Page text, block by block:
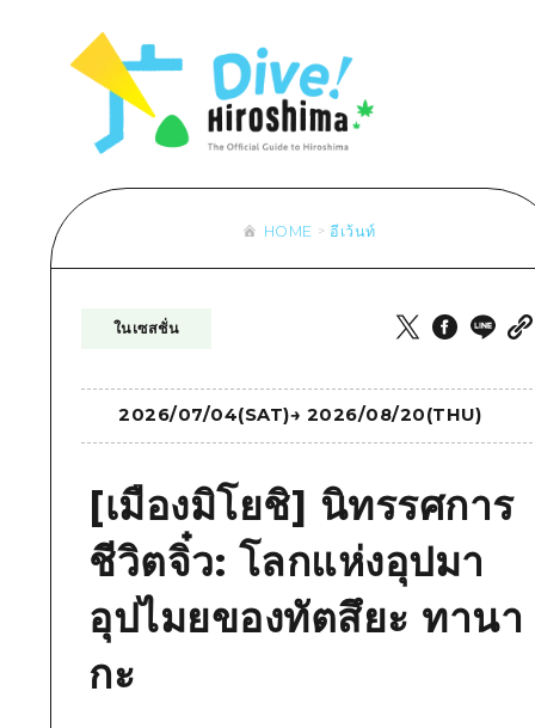
รายการ
งานอีเว้นท์ / เทศกาล
อาหารรสเลิศ / สุรา
รายการ
อาหารรสเลิศ / สุรา
การปั่นจักรยาน
ช้อปปิ้ง
กีฬา
รายการ
คู่มือ Dive! Hiroshima
ฮิโรชิม่า โมชิ โมชิ ทราเวล
รายการ
เข้าถึงเข้าถึง
สรุปการจราจรรอง
ความแออัดของสิ่งอำนวยความสะดวก
ตั๋วเที่ยวคุ้มค่าตั๋วเที่ยวคุ้มค่า
บริการรับฝากและจัดส่งสัมภาระ
HOME อีเว้นท์
ในเซสชั่น
2026/07/04(SAT)→ 2026/08/20(THU)
[เมืองมิโยชิ] นิทรรศการ
ชีวิตจิ๋ว: โลกแห่งอุปมา
อุปไมยของทัตสึยะ ทานา
กะ